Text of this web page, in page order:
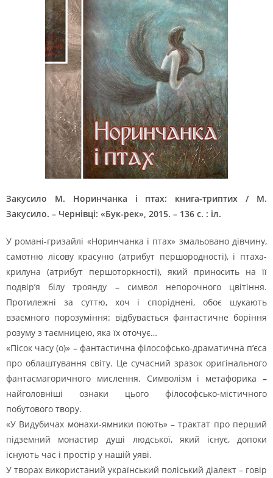
Закусило М. Норинчанка і птах: книга-триптих / М.
Закусило. – Чернівці: «Бук-рек», 2015. – 136 с. : іл.
У романі-гризайлі «Норинчанка і птах» змальовано дівчину,
самотню лісову красуню (атрибут першородності), і птаха-
крилуна (атрибут першоторкності), який приносить на її
подвір’я білу троянду –символ непорочного цвітіння.
Протилежні за суттю, хоч і споріднені, обоє шукають
взаємного порозуміння: відбувається фантастичне боріння
розуму з таємницею, яка їх оточує…
«Пісок часу (о)» –фантастична філософсько-драматична п’єса
про облаштування світу. Це сучасний зразок оригінального
фантасмагоричного мислення. Символізм і метафорика –
найголовніші ознаки цього філософсько-містичного
побутового твору.
«У Видубичах монахи-ямники поють»– трактат про перший
підземний монастир душі людської, який існує, допоки
існують час і простір у нашій уяві.
У творах використаний український поліський діалект – говір